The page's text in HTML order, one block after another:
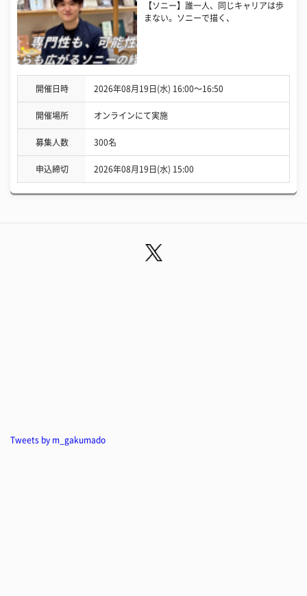
【ソニー】誰一人、同じキャリアは歩
まない。ソニーで描く、
開催日時 2026年08月19日(水) 16:00〜16:50
開催場所 オンラインにて実施
募集人数 300名
申込締切 2026年08月19日(水) 15:00
Tweets by m_gakumado